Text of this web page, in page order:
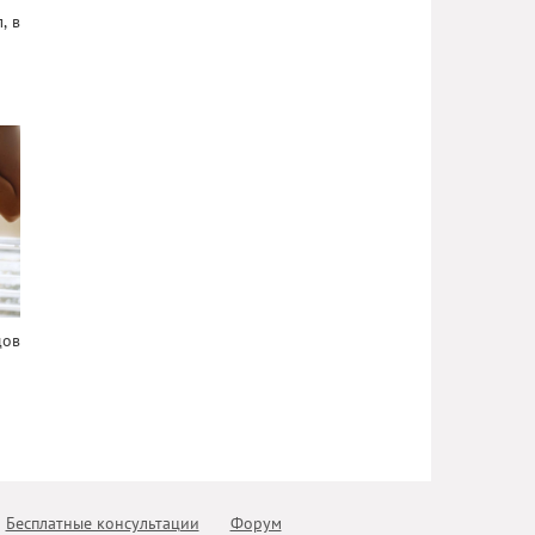
в
Бесплатные консультации Форум